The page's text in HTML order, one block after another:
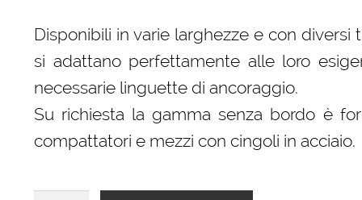
Disponibili in varie larghezze e con
si adattano perfettamente alle loro
necessarie linguette di ancoraggio.
Su richiesta la gamma senza bordo è
compattatori e mezzi con cingoli in acciaio.